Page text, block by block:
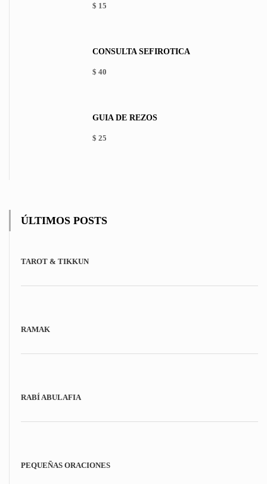
$ 15
multiple
The
on
CONSULTA SEFIRÓTICA
$ 40
GUÍA DE REZOS
$ 25
ÚLTIMOS POSTS
TAROT & TIKKUN
RAMAK
RABÍ ABULAFIA
PEQUEÑAS ORACIONES